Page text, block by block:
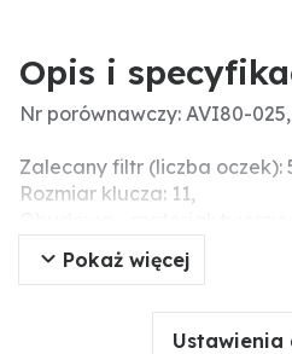
Opis i
Nr porównawczy: AVI80-025,
Zalecany filtr (liczba oczek):
Rozmiar klucza: 11,
Materiał końcówki: ceramika
Typ dyszy: Rozpylacz
Pokaż więcej
Ustawienia